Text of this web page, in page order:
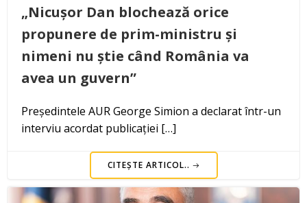
„Nicușor Dan blochează orice
propunere de prim-ministru și
nimeni nu știe când România va
avea un guvern”
Președintele AUR George Simion a declarat într-un
interviu acordat publicației […]
CITEȘTE ARTICOL..